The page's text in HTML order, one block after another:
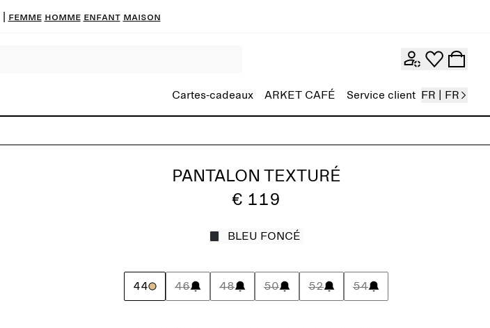
FEMME HOMME ENFANT MAISON
Cartes-cadeaux ARKET CAFÉ Service client FR | FR
PANTALON TEXTURÉ
€ 119
BLEU FONCÉ
44 46 48 50 52 54